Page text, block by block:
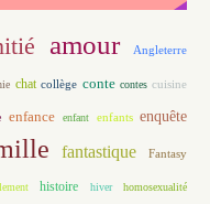
amour Angleterre
chat collège conte contes cuisine
enfance enfant enfants enquête
fantastique Fantasy
histoire hiver homosexualité